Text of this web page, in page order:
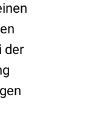
der